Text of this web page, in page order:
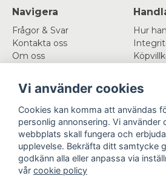
Navigera
Frågor & Svar
Kontakta oss
Om oss
Hur
Mitt konto
Logga in
Registrera dig
Glömt lösenord?
Följ
Betala enkelt Vi
Vi använder cookies
Cookies kan komma att användas
personlig annonsering. Vi
webbplats skall fungera och
upplevelse. Bekräfta ditt samtycke
godkänn alla eller anpassa via
vår cookie policy